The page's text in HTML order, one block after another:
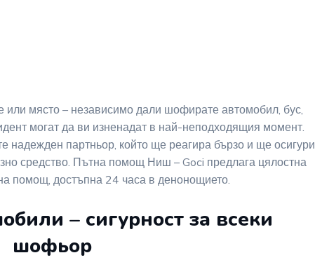
място – независимо дали шофирате автомобил, бус,
могат да ви изненадат в най-неподходящия момент.
надежден партньор, който ще реагира бързо и ще осигури
средство. Пътна помощ Ниш – Goci предлага цялостна
помощ, достъпна 24 часа в денонощието.
– сигурност за всеки
шофьор